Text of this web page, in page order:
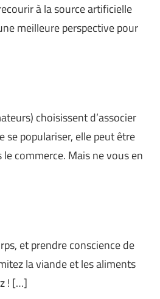
à la source artificielle
meilleure perspective pour
choisissent d’associer
se populariser, elle peut être
commerce. Mais ne vous en
et prendre conscience de
la viande et les aliments
! […]